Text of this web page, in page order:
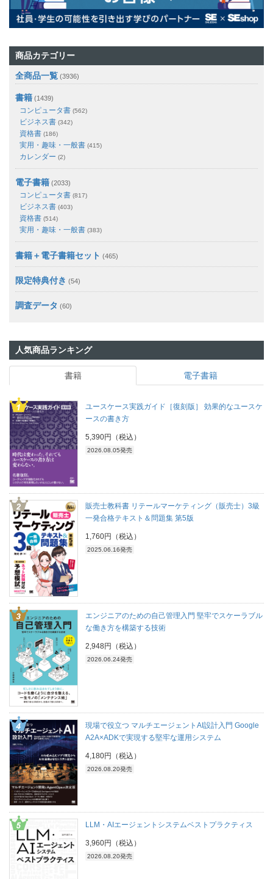
商品カテゴリー
全商品一覧 (3936)
書籍 (1439)
コンピュータ書 (562)
ビジネス書 (342)
資格書 (186)
実用・趣味・一般書 (415)
カレンダー (2)
電子書籍 (2033)
コンピュータ書 (817)
ビジネス書 (403)
資格書 (514)
実用・趣味・一般書 (383)
書籍＋電子書籍セット (465)
限定特典付き (54)
調査データ (60)
人気商品ランキング
書籍 電子書籍
ユースケース実践ガイド［復刻版］ 効果的なユースケ
ースの書き方
5,390円（税込）
2026.08.05発売
販売士教科書 リテールマーケティング（販売士）3級
一発合格テキスト＆問題集 第5版
1,760円（税込）
2025.06.16発売
エンジニアのための自己管理入門 堅牢でスケーラブル
な働き方を構築する技術
2,948円（税込）
2026.06.24発売
現場で役立つ マルチエージェントAI設計入門 Google
A2A×ADKで実現する堅牢な運用システム
4,180円（税込）
2026.08.20発売
LLM・AIエージェントシステムベストプラクティス
3,960円（税込）
2026.08.20発売